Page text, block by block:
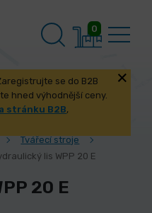
0
se do B2B
hned výhodnější ceny.
stránku B2B,
Tvářecí stroje
lis WPP 20 E
20 E